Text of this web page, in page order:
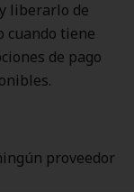
liberarlo de
cuando tiene
de pago
proveedor